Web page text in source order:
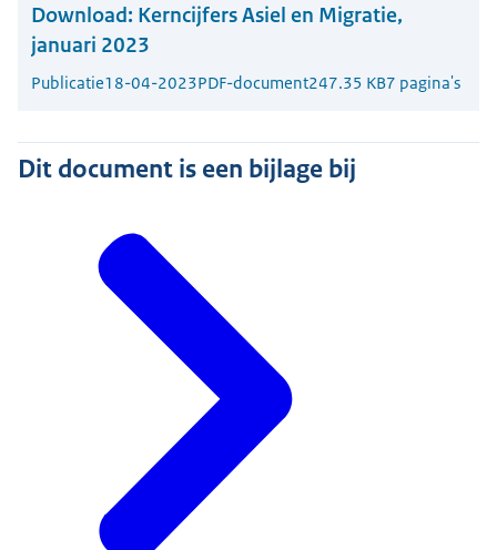
Download: Kerncijfers Asiel en Migratie,
januari 2023
Publicatie18-04-2023PDF-document247.35 KB7 pagina's
Dit document is een bijlage bij